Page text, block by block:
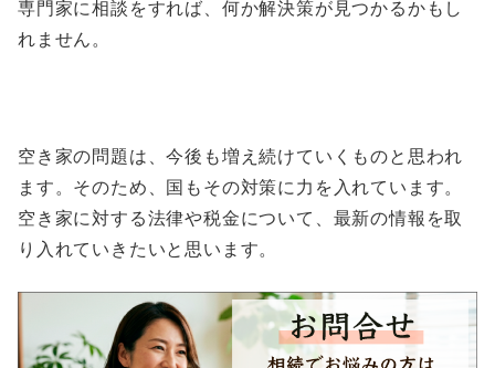
専門家に相談をすれば、何か解決策が見つかるかもし
れません。
空き家の問題は、今後も増え続けていくものと思われ
ます。そのため、国もその対策に力を入れています。
空き家に対する法律や税金について、最新の情報を取
り入れていきたいと思います。